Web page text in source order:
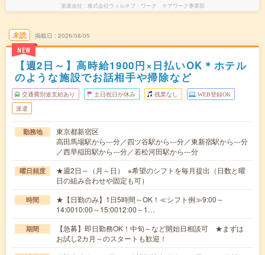
派遣会社 株式会社ウィルオブ・ワーク ケアワーク事業部
未読
NEW
掲載日 2026/08/05
【週2日～】高時給1900円×日払いOK＊ホテル
のような施設でお話相手や掃除など
交通費別途支給あり 土日祝日が休み 残業なし WEB登録OK
派遣
勤務地
東京都新宿区
高田馬場駅から---分／四ツ谷駅から---分／東新宿駅から---分
／西早稲田駅から---分／若松河田駅から---分
曜日頻度
★週2日～（月～日） ※希望のシフトを毎月提出（日数と曜
日の組み合わせや固定も可）
時間
★【日勤のみ】1日5時間～OK！≪シフト例≫9:00～
14:0010:00～15:0012:00～1…
期間
【急募】即日勤務OK！中旬～など開始日相談可 ★まずは
お試し2カ月～のスタートも歓迎！